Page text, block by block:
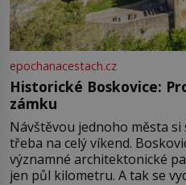
epochanacestach.cz
Historické Boskovice:
zámku
Návštěvou jednoho města
třeba na celý víkend.
významné architektonické
jen půl kilometru. A tak se